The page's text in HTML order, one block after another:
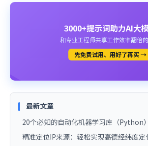
3000+提示词助力AI大
和专业工程师共享工作效率翻倍
先免费试用、用好了再买 →
最新文章
20个必知的自动化机器学习库（Python）
精准定位IP来源：轻松实现高德经纬度定